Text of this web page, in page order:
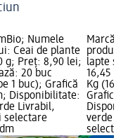
Numele
Ceai de plante
g; Preț: 8,90 lei;
20 buc
1 buc); Grafică
Disponibilitate:
Livrabil,
selectare
Marcă:
lapte și
16,45
Kg
Grafică
verde